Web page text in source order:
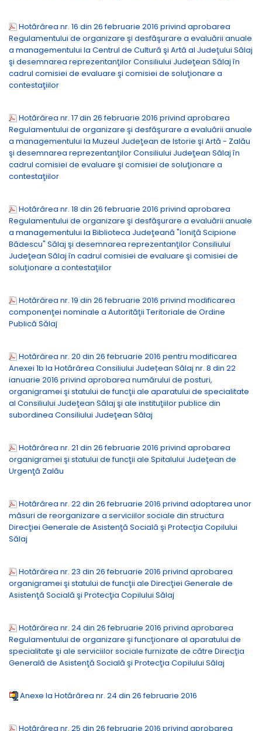
Hotărârea nr. 16 din 26 februarie 2016 privind aprobarea
Regulamentului de organizare şi desfăşurare a evaluării anuale
a managementului la Centrul de Cultură şi Artă al Judeţului Sălaj
şi desemnarea reprezentanţilor Consiliului Judeţean Sălaj în
cadrul comisiei de evaluare şi comisiei de soluţionare a
contestaţiilor
Hotărârea nr. 17 din 26 februarie 2016 privind aprobarea
Regulamentului de organizare şi desfăşurare a evaluării anuale
a managementului la Muzeul Judeţean de Istorie şi Artă - Zalău
şi desemnarea reprezentanţilor Consiliului Judeţean Sălaj în
cadrul comisiei de evaluare şi comisiei de soluţionare a
contestaţiilor
Hotărârea nr. 18 din 26 februarie 2016 privind aprobarea
Regulamentului de organizare şi desfăşurare a evaluării anuale
a managementului la Biblioteca Judeţeană "Ioniţă Scipione
Bădescu" Sălaj şi desemnarea reprezentanţilor Consiliului
Judeţean Sălaj în cadrul comisiei de evaluare şi comisiei de
soluţionare a contestaţiilor
Hotărârea nr. 19 din 26 februarie 2016 privind modificarea
componenţei nominale a Autorităţii Teritoriale de Ordine
Publică Sălaj
Hotărârea nr. 20 din 26 februarie 2016 pentru modificarea
Anexei 1b la Hotărârea Consiliului Județean Sălaj nr. 8 din 22
ianuarie 2016 privind aprobarea numărului de posturi,
organigramei şi statului de funcţii ale aparatului de specialitate
al Consiliului Judeţean Sălaj şi ale instituţiilor publice din
subordinea Consiliului Judeţean Sălaj
Hotărârea nr. 21 din 26 februarie 2016 privind aprobarea
organigramei şi statului de funcţii ale Spitalului Judeţean de
Urgenţă Zalău
Hotărârea nr. 22 din 26 februarie 2016 privind adoptarea unor
măsuri de reorganizare a serviciilor sociale din structura
Direcţiei Generale de Asistenţă Socială şi Protecţia Copilului
Sălaj
Hotărârea nr. 23 din 26 februarie 2016 privind aprobarea
organigramei şi statului de funcţii ale Direcţiei Generale de
Asistenţă Socială şi Protecţia Copilului Sălaj
Hotărârea nr. 24 din 26 februarie 2016 privind aprobarea
Regulamentului de organizare şi funcţionare al aparatului de
specialitate şi ale serviciilor sociale furnizate de către Direcţia
Generală de Asistenţă Socială şi Protecţia Copilului Sălaj
Anexe la Hotărârea nr. 24 din 26 februarie 2016
Hotărârea nr. 25 din 26 februarie 2016 privind aprobarea